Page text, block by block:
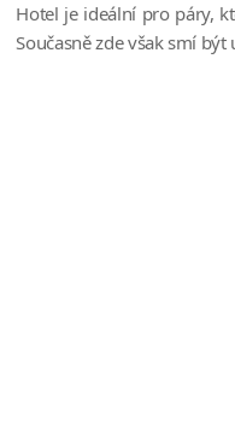
Hotel je ideální pro páry,
Současně zde však smí